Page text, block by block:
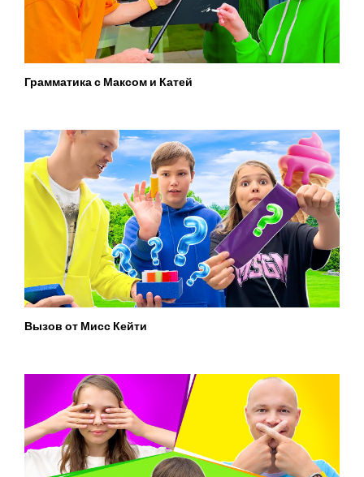
Грамматика с Максом и Катей
Вызов от Мисс Кейти